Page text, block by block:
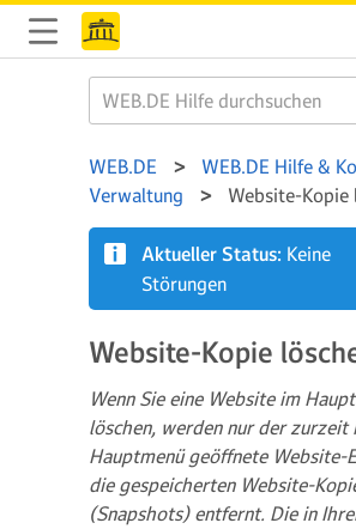
WEB.DE
WEB.DE Hilfe &
Verwaltung
Website-Kopie
Aktueller Status: Keine
Störungen
Website-Kopie
Wenn Sie eine Website im
löschen, werden nur der zurzeit
Hauptmenü geöffnete Website-
die gespeicherten Website-
(Snapshots) entfernt. Die in